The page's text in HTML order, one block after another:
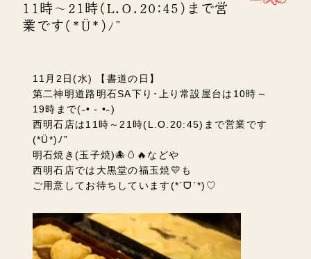
11時～21時(L.O.20:45)まで営
業です(*Ü*)ﾉ”
11月2日(水) 【書道の日】
第二神明道路明石SA下り･上り常設屋台は10時～
19時まで(˶• ֊ •˶)
西明石店は11時～21時(L.O.20:45)まで営業です
(*Ü*)ﾉ”
明石焼き(玉子焼)🐙🥚🔥などや
西明石店では大黒堂の福玉焼💛も
ご用意してお待ちしています(*ˊᗜˋ*)♡